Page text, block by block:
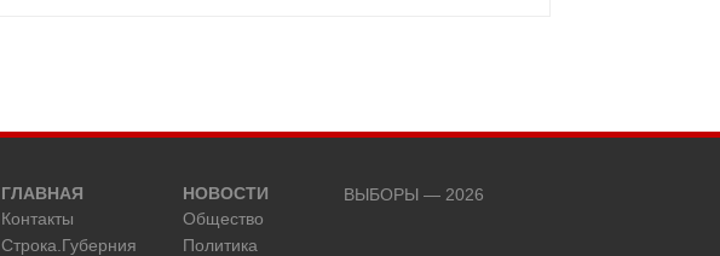
ГЛАВНАЯ
Контакты
Строка.Губерния
НОВОСТИ
Общество
Политика
ВЫБОРЫ — 2026